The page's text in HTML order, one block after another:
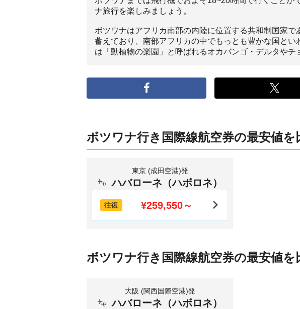
ナ旅行を楽しみましょう。
ボツワナはアフリカ南部の内陸に位置する共和制国家
蓄えており、南部アフリカの中でもっとも豊かな国と
は「動植物の楽園」と呼ばれるオカバンゴ・デルタや
ボツワナ行き国際線航空券の最安値を
東京 (成田空港)発
ハバローネ（ハボロネ）
往復 ¥259,550～
ボツワナ行き国際線航空券の最安値を
大阪 (関西国際空港)発
ハバローネ（ハボロネ）